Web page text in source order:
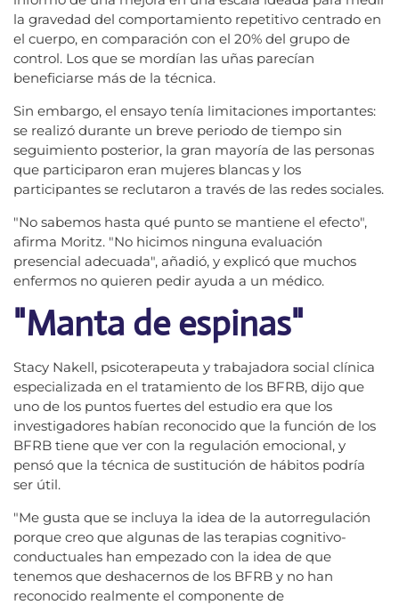
la gravedad del comportamiento repetitivo centrado en
el cuerpo, en comparación con el 20% del grupo de
control. Los que se mordían las uñas parecían
beneficiarse más de la técnica.
Sin embargo, el ensayo tenía limitaciones importantes:
se realizó durante un breve periodo de tiempo sin
seguimiento posterior, la gran mayoría de las personas
que participaron eran mujeres blancas y los
participantes se reclutaron a través de las redes sociales.
"No sabemos hasta qué punto se mantiene el efecto",
afirma Moritz. "No hicimos ninguna evaluación
presencial adecuada", añadió, y explicó que muchos
enfermos no quieren pedir ayuda a un médico.
"Manta de espinas"
Stacy Nakell, psicoterapeuta y trabajadora social clínica
especializada en el tratamiento de los BFRB, dijo que
uno de los puntos fuertes del estudio era que los
investigadores habían reconocido que la función de los
BFRB tiene que ver con la regulación emocional, y
pensó que la técnica de sustitución de hábitos podría
ser útil.
"Me gusta que se incluya la idea de la autorregulación
porque creo que algunas de las terapias cognitivo-
conductuales han empezado con la idea de que
tenemos que deshacernos de los BFRB y no han
reconocido realmente el componente de